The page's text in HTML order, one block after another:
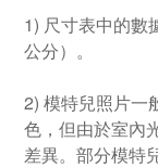
1) 尺寸表中的數
公分）。
2) 模特兒照片一
色，但由於室內
差異。部分模特